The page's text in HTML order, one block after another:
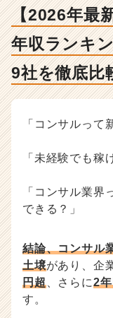
【2026年最
年収ランキ
9社を徹底比
「コンサルって
「未経験でも稼
「コンサル業界
できる？」
結論、コンサル
土壌があり、企
円超、さらに2
す。